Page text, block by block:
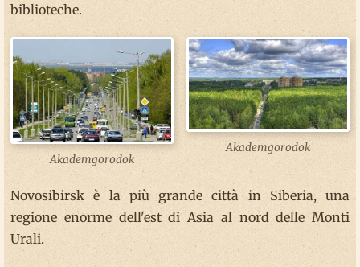
biblioteche.
Akademgorodok
Akademgorodok
Novosibirsk è la più grande città in Siberia, una
regione enorme dell'est di Asia al nord delle Monti
Urali.